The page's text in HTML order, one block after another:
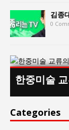
김종
0
한중미술
Categories